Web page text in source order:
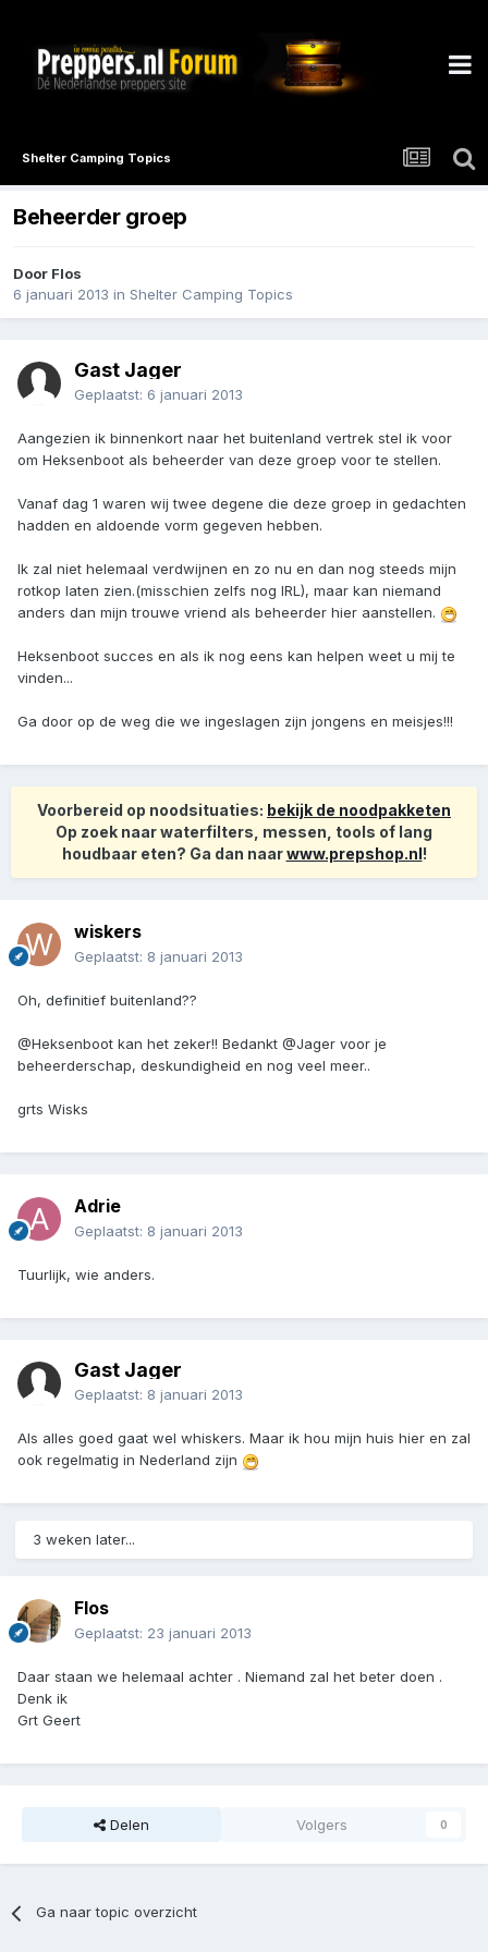
Shelter Camping Topics
Beheerder groep
Door Flos
6 januari 2013 in Shelter Camping Topics
Gast Jager
Geplaatst: 6 januari 2013
Aangezien ik binnenkort naar het buitenland vertrek stel ik voor
om Heksenboot als beheerder van deze groep voor te stellen.
Vanaf dag 1 waren wij twee degene die deze groep in gedachten
hadden en aldoende vorm gegeven hebben.
Ik zal niet helemaal verdwijnen en zo nu en dan nog steeds mijn
rotkop laten zien.(misschien zelfs nog IRL), maar kan niemand
anders dan mijn trouwe vriend als beheerder hier aanstellen.
Heksenboot succes en als ik nog eens kan helpen weet u mij te
vinden...
Ga door op de weg die we ingeslagen zijn jongens en meisjes!!!
Voorbereid op noodsituaties: bekijk de noodpakketen
Op zoek naar waterfilters, messen, tools of lang
houdbaar eten? Ga dan naarwww.prepshop.nl!
wiskers
Geplaatst: 8 januari 2013
Oh, definitief buitenland??
@Heksenboot kan het zeker!! Bedankt @Jager voor je
beheerderschap, deskundigheid en nog veel meer..
grts Wisks
Adrie
Geplaatst: 8 januari 2013
Tuurlijk, wie anders.
Gast Jager
Geplaatst: 8 januari 2013
Als alles goed gaat wel whiskers. Maar ik hou mijn huis hier en zal
ook regelmatig in Nederland zijn
3 weken later...
Flos
Geplaatst: 23 januari 2013
Daar staan we helemaal achter . Niemand zal het beter doen .
Denk ik
Grt Geert
Delen Volgers 0
Ga naar topic overzicht